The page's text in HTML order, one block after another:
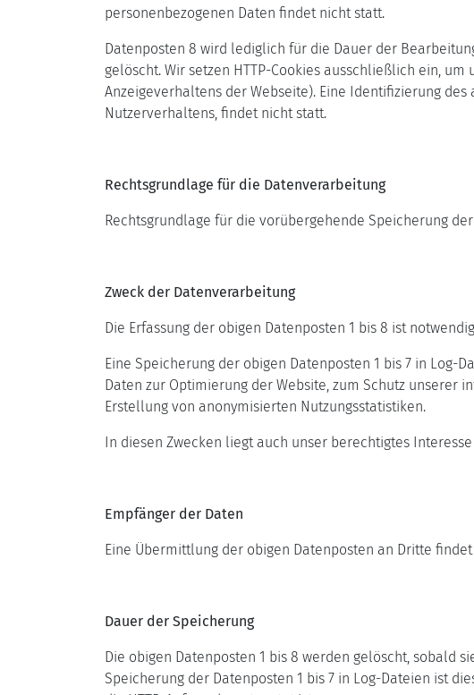
personenbezogenen Daten findet nicht statt.
Datenposten 8 wird lediglich für die Dauer der
gelöscht. Wir setzen HTTP-Cookies ausschließlich ein,
Anzeigeverhaltens der Webseite). Eine Identifizierung
Nutzerverhaltens, findet nicht statt.
Rechtsgrundlage für die Datenverarbeitung
Rechtsgrundlage für die vorübergehende Speicherung
Zweck der Datenverarbeitung
Die Erfassung der obigen Datenposten 1 bis 8 ist
Eine Speicherung der obigen Datenposten 1 bis 7 in
Daten zur Optimierung der Website, zum Schutz unserer
Erstellung von anonymisierten Nutzungsstatistiken.
In diesen Zwecken liegt auch unser berechtigtes
Empfänger der Daten
Eine Übermittlung der obigen Datenposten an Dritte
Dauer der Speicherung
Die obigen Datenposten 1 bis 8 werden gelöscht, sobald
Speicherung der Datenposten 1 bis 7 in Log-Dateien ist